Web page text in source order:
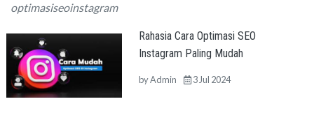
optimasiseoinstagram
Rahasia Cara Optimasi SEO
Instagram Paling Mudah
byAdmin 3 Jul 2024